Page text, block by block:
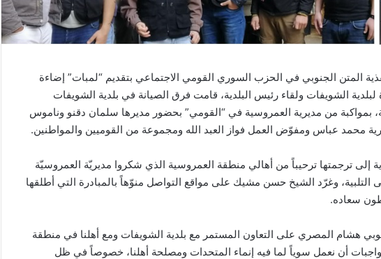
المتن الجنوبي في الحزب السوري القومي الاجتماعي بتقديم “لمبات” إضاءة
لبلدية الشويفات ولقاء رئيس البلدية، قامت فرق الصيانة في بلدية الشويفات
بمواكبة من مديرية العمروسية في “القومي” بحضور مديرها سلمان دقنو وناموس
محمد عباس ومفوّض العمل فواز العبد الله ومجموعة من القوميين والمواطنين.
إلى ترجمتها ترحيباً من أهالي منطقة العمروسية الذي شكروا مديريّة العمروسيّة
التلبية، وغرّد الشيخ حسن مشيك على مواقع التواصل منوّهاً بالمبادرة التي أطلقها
سعاده.
هشام المصري على التعاون المستمر مع بلدية الشويفات ومع أهلنا في منطقة
أن نعمل سوياً لما فيه إنماء المتحدات ومصلحة أهلنا، خصوصاً في ظل